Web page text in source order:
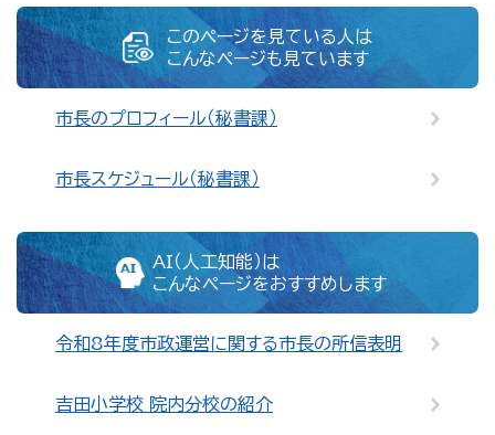
このページを見ている人は
こんなページも見ています
市長のプロフィール（秘書課）
市長スケジュール（秘書課）
AI（人工知能）は
こんなページをおすすめします
令和8年度市政運営に関する市長の所信表明
吉田小学校 院内分校の紹介